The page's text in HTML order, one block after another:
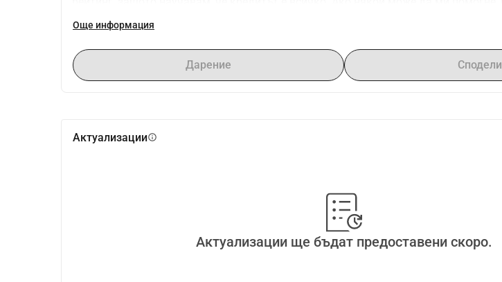
благодарен.
Още информация
Дарение Сподели
Актуализацииinfo
Актуализации ще бъдат предоставени скоро.